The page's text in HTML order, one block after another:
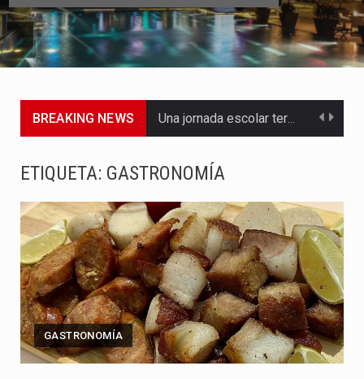
BREAKING NEWS Una jornada escolar terminó en tragedia este viernes 7 de…
Abelardo de la Espriella asumió este viernes 7 de agosto…
La llegada de Álvaro Uribe Vélez a la ceremonia de…
Con una salva de 21 cañonazos se cumplieron los honores…
El presidente electo Abelardo de la Espriella aseguró que durante…
ETIQUETA: GASTRONOMÍA
GASTRONOMÍA